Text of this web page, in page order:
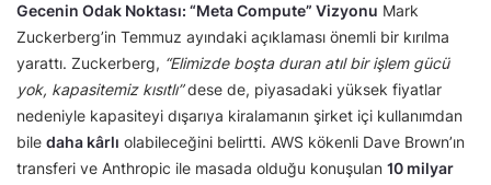
Gecenin Odak Noktası: “Meta Compute” Vizyonu Mark
Zuckerberg’in Temmuz ayındaki açıklaması önemli bir kırılma
yarattı. Zuckerberg, “Elimizde boşta duran atıl bir işlem gücü
yok, kapasitemiz kısıtlı”dese de, piyasadaki yüksek fiyatlar
nedeniyle kapasiteyi dışarıya kiralamanın şirket içi kullanımdan
bile daha kârlı olabileceğini belirtti. AWS kökenli Dave Brown’ın
transferi ve Anthropic ile masada olduğu konuşulan 10 milyar